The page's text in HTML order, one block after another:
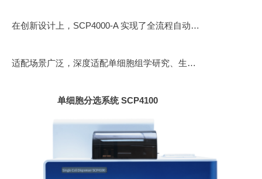
在创新设计上，SCP4000-A 实现了全流程自动化集成，高度整合仪器自动校准、芯片清洗激活、单细胞精准分选、质谱样本无缝加载等多项功能，全程自动化操作大幅减少人工干预，不仅降低了科研人员的操作门槛，更从源头降低了实验污染风险，确保实验结果的准确性与可靠性。
适配场景广泛，深度适配单细胞组学研究、生物标志物高效筛选、药物研发靶点发现等核心场景，为精准医疗研究、生命科学基础探索提供稳定、可靠的技术支撑，助力科研工作者加速科研进程、突破技术瓶颈。
单细胞分选系统 SCP4100